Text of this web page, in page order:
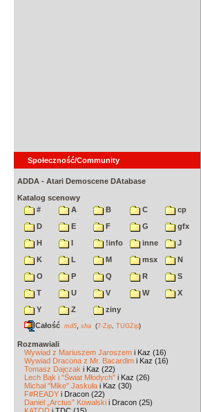
Społeczność/Community
ADDA - Atari Demoscene DAtabase
Katalog scenowy
#
A B C
cp
D
E F G
gfx
H
I !info inne
J
K
L M msx
N
O
P Q R
S
T
U V W
X
Y
Z
ziny
Całość md5 sha (7-Zip TUGZip)
Rozmawiali
Wywiad z Mariuszem Jaroszem i Kaz (16)
Wywiad Dracona z Mr. Bacardim i Kaz (16)
Tomasz Dajczak i Kaz (22)
Lech Bąk i "Świat Młodych" i Kaz (26)
Michał "Mike" Jaskuła i Kaz (30)
F#READY i Dracon (22)
Daniel „Arctus” Kowalski i Dracon (25)